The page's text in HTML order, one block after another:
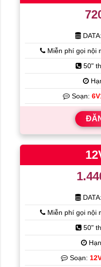
Miễn phí gọi nội
50"
Soạn:
Miễn phí gọi nội
50"
Soạn: